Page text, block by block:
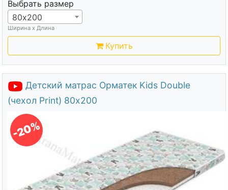
Выбрать размер
80х200
Ширина х Длина
Купить
Детский матрас Орматек Kids Double
(чехол Print) 80х200
-20%